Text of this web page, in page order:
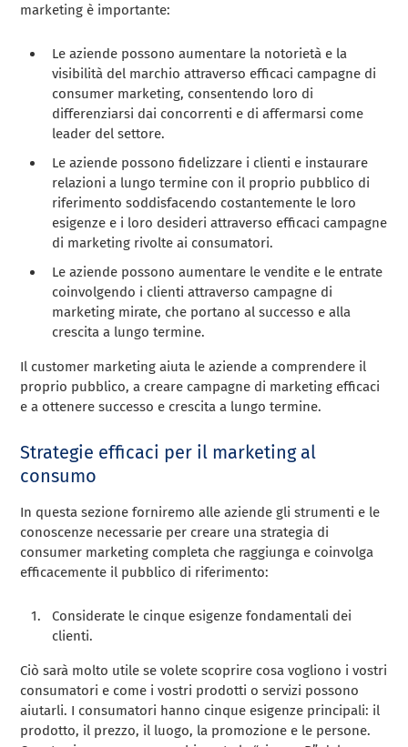
marketing è importante:
Le aziende possono aumentare la notorietà e la
visibilità del marchio attraverso efficaci campagne di
consumer marketing, consentendo loro di
differenziarsi dai concorrenti e di affermarsi come
leader del settore.
Le aziende possono fidelizzare i clienti e instaurare
relazioni a lungo termine con il proprio pubblico di
riferimento soddisfacendo costantemente le loro
esigenze e i loro desideri attraverso efficaci campagne
di marketing rivolte ai consumatori.
Le aziende possono aumentare le vendite e le entrate
coinvolgendo i clienti attraverso campagne di
marketing mirate, che portano al successo e alla
crescita a lungo termine.
Il customer marketing aiuta le aziende a comprendere il
proprio pubblico, a creare campagne di marketing efficaci
e a ottenere successo e crescita a lungo termine.
Strategie efficaci per il marketing al
consumo
In questa sezione forniremo alle aziende gli strumenti e le
conoscenze necessarie per creare una strategia di
consumer marketing completa che raggiunga e coinvolga
efficacemente il pubblico di riferimento:
Considerate le cinque esigenze fondamentali dei
clienti.
Ciò sarà molto utile se volete scoprire cosa vogliono i vostri
consumatori e come i vostri prodotti o servizi possono
aiutarli. I consumatori hanno cinque esigenze principali: il
prodotto, il prezzo, il luogo, la promozione e le persone.